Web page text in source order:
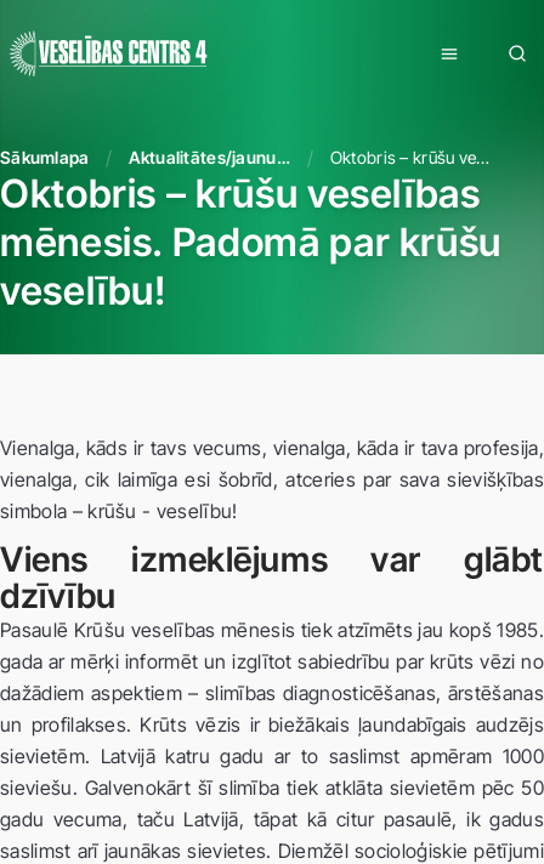
Sākumlapa Aktualitātes/jaunumi Oktobris – krūšu veselības mēnesis. Padomā par krūšu veselību!
Oktobris – krūšu veselības
mēnesis. Padomā par krūšu
veselību!
Vienalga, kāds ir tavs vecums, vienalga, kāda ir tava profesija,
vienalga, cik laimīga esi šobrīd, atceries par sava sievišķības
simbola – krūšu - veselību!
Viens izmeklējums var glābt
dzīvību
Pasaulē Krūšu veselības mēnesis tiek atzīmēts jau kopš 1985.
gada ar mērķi informēt un izglītot sabiedrību par krūts vēzi no
dažādiem aspektiem – slimības diagnosticēšanas, ārstēšanas
un profilakses. Krūts vēzis ir biežākais ļaundabīgais audzējs
sievietēm. Latvijā katru gadu ar to saslimst apmēram 1000
sieviešu. Galvenokārt šī slimība tiek atklāta sievietēm pēc 50
gadu vecuma, taču Latvijā, tāpat kā citur pasaulē, ik gadus
saslimst arī jaunākas sievietes. Diemžēl socioloģiskie pētījumi